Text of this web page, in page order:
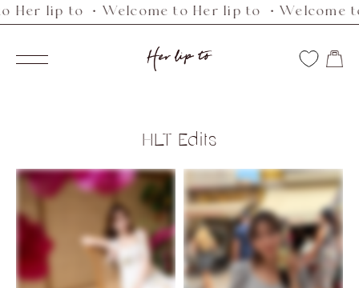
Skip
content
lip to ・Welcome to Her lip to ・Welcome
Navigation
Her
HLT Edits